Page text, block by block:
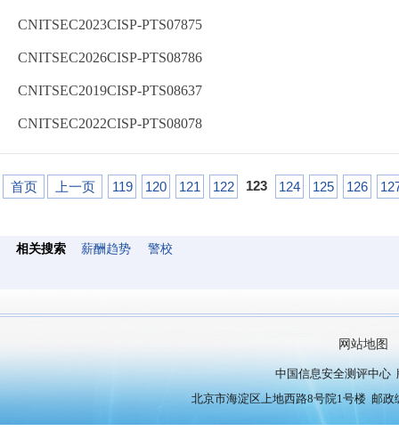
CNITSEC2023CISP-PTS07875
CNITSEC2026CISP-PTS08786
CNITSEC2019CISP-PTS08637
CNITSEC2022CISP-PTS08078
首页 上一页 119 120 121 122 123 124 125 126
相关搜索 薪酬趋势 警校
网站地图
中国信息安全测评中心
北京市海淀区上地西路8号院1号楼 邮